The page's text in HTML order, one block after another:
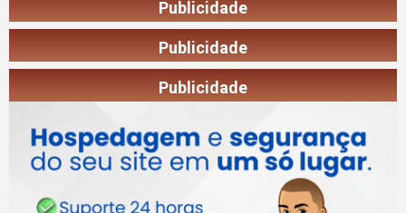
Publicidade
Publicidade
Publicidade